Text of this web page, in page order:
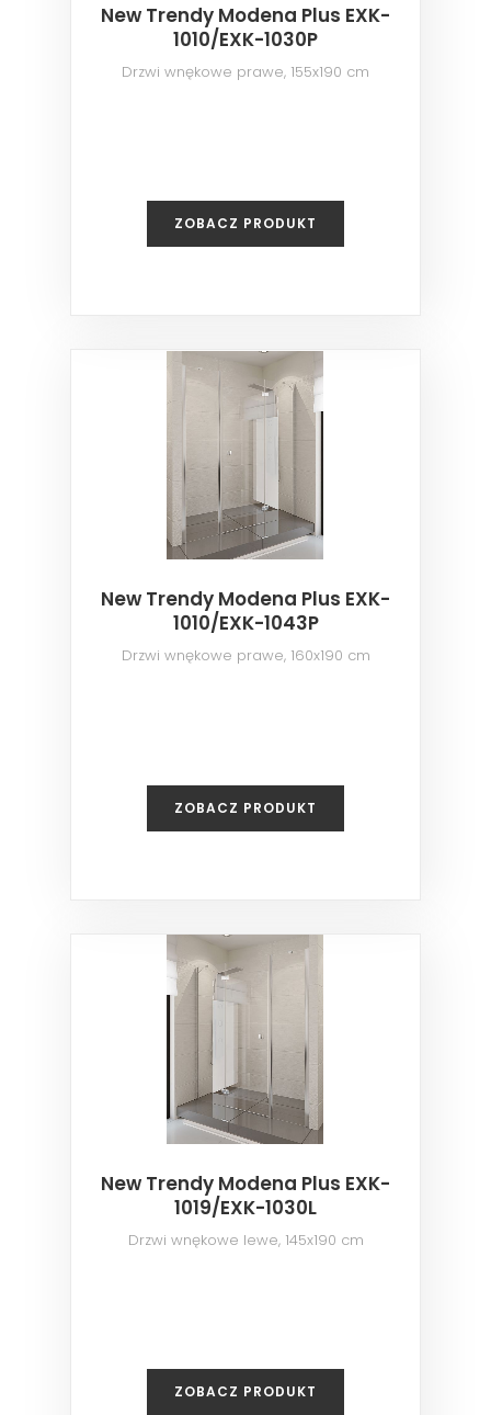
New Trendy Modena Plus EXK-
1010/EXK-1030P
Drzwi wnękowe prawe, 155x190 cm
ZOBACZ PRODUKT
New Trendy Modena Plus EXK-
1010/EXK-1043P
Drzwi wnękowe prawe, 160x190 cm
ZOBACZ PRODUKT
New Trendy Modena Plus EXK-
1019/EXK-1030L
Drzwi wnękowe lewe, 145x190 cm
ZOBACZ PRODUKT